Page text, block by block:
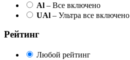
Al – Все включено
UAl – Ультра все включено
Рейтинг
Любой рейтинг